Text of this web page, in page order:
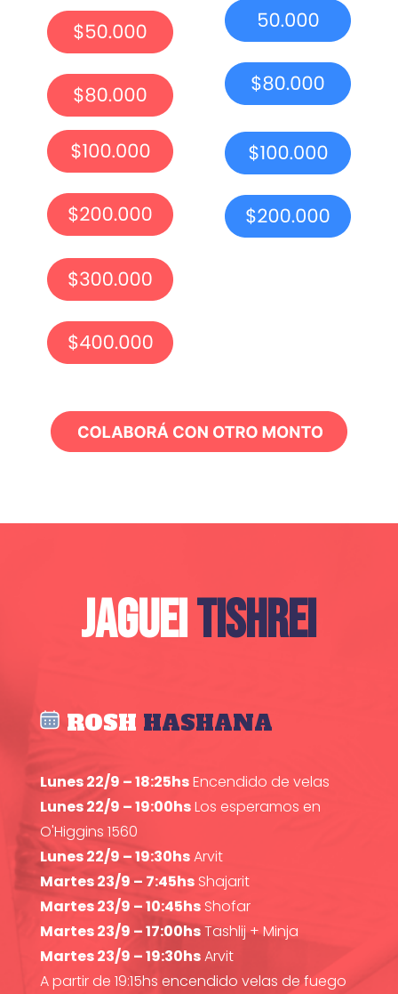
JAGUEITISHREI
ROSH HASHANA
Lunes 22/9 – 18:25hsEncendido de velas
Lunes 22/9 – 19:00hsLos esperamos en
O'Higgins 1560
Lunes 22/9 – 19:30hsArvit
Martes 23/9 – 7:45hsShajarit
Martes 23/9 – 10:45hsShofar
Martes 23/9 – 17:00hsTashlij + Minja
Martes 23/9 – 19:30hsArvit
A partir de 19:15hs encendido velas de fuego